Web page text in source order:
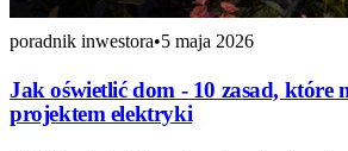
poradnik inwestora•5 maja 2026
Jak oświetlić dom - 10 zasad, które
projektem elektryki